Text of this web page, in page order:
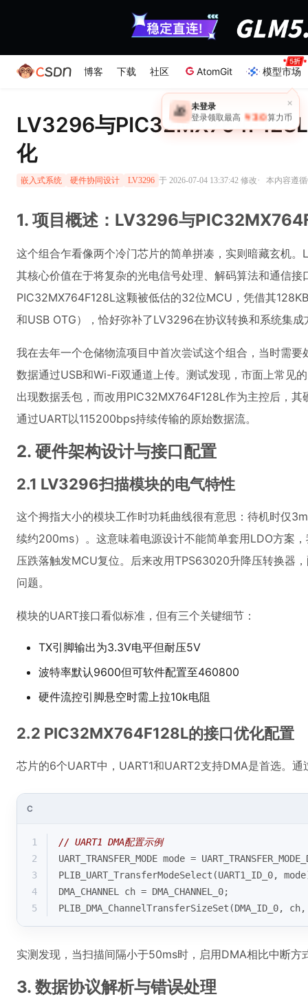
博客 下载 社区 AtomGit 模型市场
×
🎁 未登录
登录领取最高 ￥30 算力币
LV3296与
化
嵌入式系统 硬件协同设计 LV3296 于 2026-07-04 13:37:42 修改· 本内容遵
1. 项目概述：LV3296与
这个组合乍看像两个冷门芯片的简单拼凑，实则暗藏玄机
其核心价值在于将复杂的光电信号处理、解码算法和通信
PIC32MX764F128L这颗被低估的32位MCU，凭借其
和USB OTG），恰好弥补了LV3296在协议转换和系统集成
我在去年一个仓储物流项目中首次尝试这个组合，当时需
数据通过USB和Wi-Fi双通道上传。测试发现，市面上常见
出现数据丢包，而改用PIC32MX764F128L作为主控后，
通过UART以115200bps持续传输的原始数据流。
2. 硬件架构设计与接口配置
2.1 LV3296扫描模块的电气特性
这个拇指大小的模块工作时功耗曲线很有意思：待机时仅
续约200ms）。这意味着电源设计不能简单套用LDO方案
压跌落触发MCU复位。后来改用TPS63020升降压转换器
问题。
模块的UART接口看似标准，但有三个关键细节：
TX引脚输出为3.3V电平但耐压5V
波特率默认9600但可软件配置至460800
硬件流控引脚悬空时需上拉10k电阻
2.2 PIC32MX764F128L的接口优化配置
芯片的6个UART中，UART1和UART2支持DMA是首选。
C
1
// UART1 DMA配置示例
2
UART_TRANSFER_MODE mode =
3
PLIB_UART_TransferModeSelect(UART1_ID_0,
4
DMA_CHANNEL ch = DMA_CHANNEL_0;
5
PLIB_DMA_ChannelTransferSizeSet(DMA_ID_0,
实测发现，当扫描间隔小于50ms时，启用DMA相比中断方
3. 数据协议解析与错误处理